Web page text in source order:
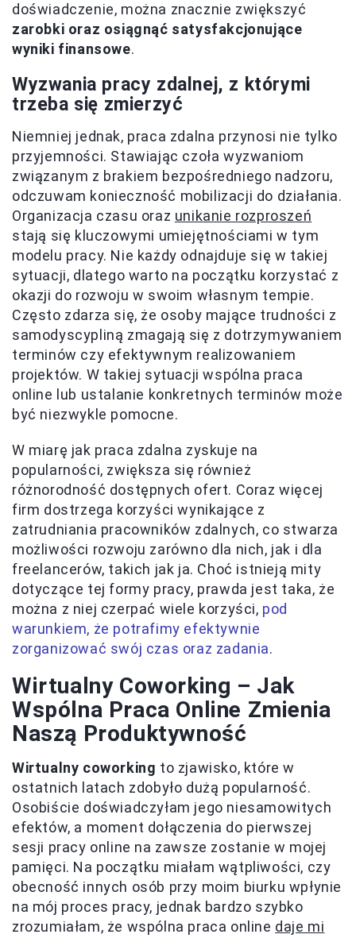
doświadczenie, można znacznie zwiększyć
zarobki oraz osiągnąć satysfakcjonujące
wyniki finansowe.
Wyzwania pracy zdalnej, z którymi
trzeba się zmierzyć
Niemniej jednak, praca zdalna przynosi nie tylko
przyjemności. Stawiając czoła wyzwaniom
związanym z brakiem bezpośredniego nadzoru,
odczuwam konieczność mobilizacji do działania.
Organizacja czasu oraz unikanie rozproszeń
stają się kluczowymi umiejętnościami w tym
modelu pracy. Nie każdy odnajduje się w takiej
sytuacji, dlatego warto na początku korzystać z
okazji do rozwoju w swoim własnym tempie.
Często zdarza się, że osoby mające trudności z
samodyscypliną zmagają się z dotrzymywaniem
terminów czy efektywnym realizowaniem
projektów. W takiej sytuacji wspólna praca
online lub ustalanie konkretnych terminów może
być niezwykle pomocne.
W miarę jak praca zdalna zyskuje na
popularności, zwiększa się również
różnorodność dostępnych ofert. Coraz więcej
firm dostrzega korzyści wynikające z
zatrudniania pracowników zdalnych, co stwarza
możliwości rozwoju zarówno dla nich, jak i dla
freelancerów, takich jak ja. Choć istnieją mity
dotyczące tej formy pracy, prawda jest taka, że
można z niej czerpać wiele korzyści, pod
warunkiem, że potrafimy efektywnie
zorganizować swój czas oraz zadania.
Wirtualny Coworking – Jak
Wspólna Praca Online Zmienia
Naszą Produktywność
Wirtualny coworking to zjawisko, które w
ostatnich latach zdobyło dużą popularność.
Osobiście doświadczyłam jego niesamowitych
efektów, a moment dołączenia do pierwszej
sesji pracy online na zawsze zostanie w mojej
pamięci. Na początku miałam wątpliwości, czy
obecność innych osób przy moim biurku wpłynie
na mój proces pracy, jednak bardzo szybko
zrozumiałam, że wspólna praca online daje mi